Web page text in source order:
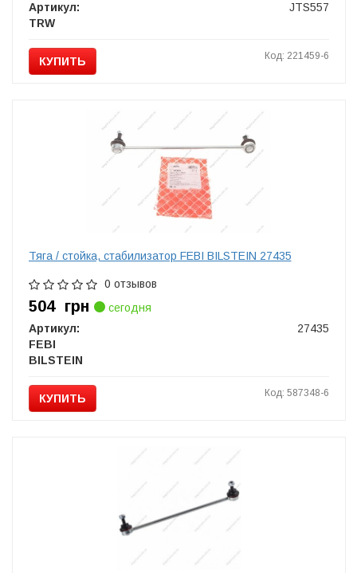
Артикул:
JTS557
TRW
КУПИТЬ Код: 221459-6
Тяга / стойка, стабилизатор FEBI BILSTEIN 27435
0 отзывов
504 грн
сегодня
Артикул:
27435
FEBI
BILSTEIN
КУПИТЬ Код: 587348-6